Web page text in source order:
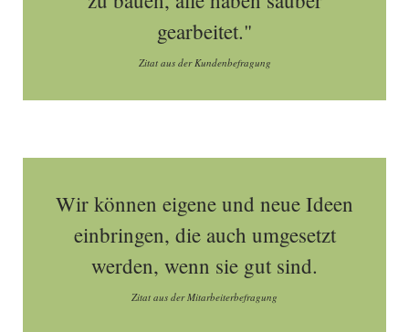
gearbeitet."
Zitat aus der Kundenbefragung
Wir können eigene und neue Ideen
einbringen, die auch umgesetzt
werden, wenn sie gut sind.
Zitat aus der Mitarbeiterbefragung